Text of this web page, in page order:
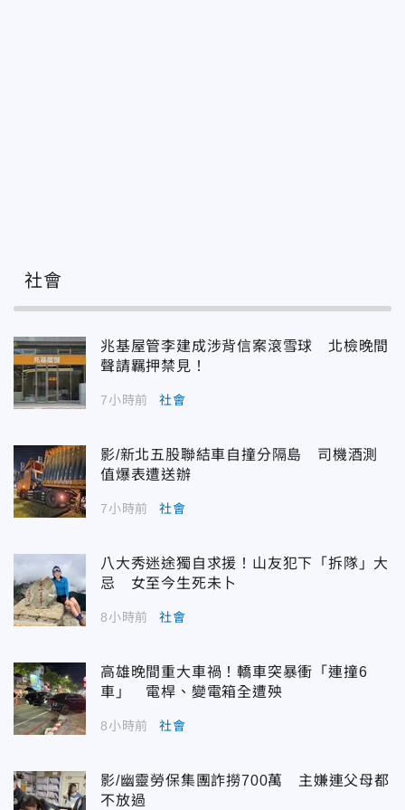
社會
兆基屋管李建成涉背信案滾雪球 北檢晚間
聲請羈押禁見！
7小時前 社會
影/新北五股聯結車自撞分隔島 司機酒測
值爆表遭送辦
7小時前 社會
八大秀迷途獨自求援！山友犯下「拆隊」大
忌 女至今生死未卜
8小時前 社會
高雄晚間重大車禍！轎車突暴衝「連撞6
車」 電桿、變電箱全遭殃
8小時前 社會
影/幽靈勞保集團詐撈700萬 主嫌連父母都
不放過